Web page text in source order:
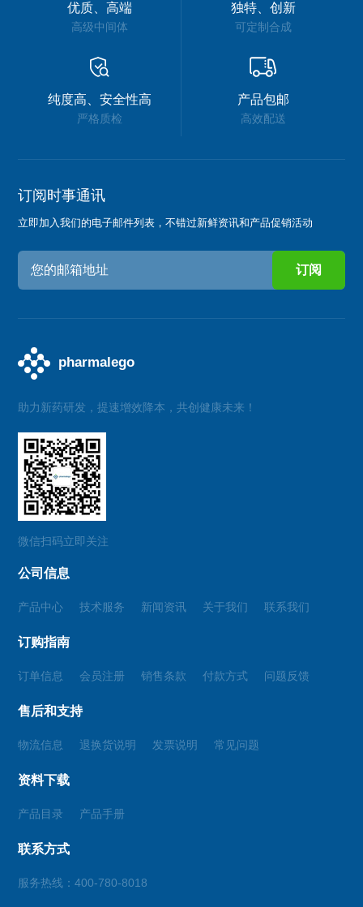
优质、高端
高级中间体
独特、创新
可定制合成
纯度高、安全性高
严格质检
产品包邮
高效配送
订阅时事通讯
立即加入我们的电子邮件列表，不错过新鲜资讯和产品促销活动
助力新药研发，提速增效降本，共创健康未来！
微信扫码立即关注
公司信息
产品中心 技术服务 新闻资讯 关于我们 联系我们
订购指南
订单信息 会员注册 销售条款 付款方式 问题反馈
售后和支持
物流信息 退换货说明 发票说明 常见问题
资料下载
产品目录 产品手册
联系方式
服务热线：400-780-8018